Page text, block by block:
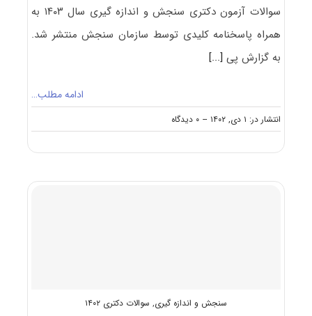
سوالات آزمون دکتری سنجش و اندازه گیری سال ۱۴۰۳ به
همراه پاسخنامه کلیدی توسط سازمان سنجش منتشر شد.
به گزارش پی[...]
ادامه مطلب…
انتشار در: ۱ دی, ۱۴۰۲ -- ۰ دیدگاه
on
سوالات
سنجش
سنجش و اندازه گیری, سوالات دکتری ۱۴۰۲